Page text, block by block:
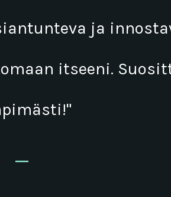
ja
itseeni.
_